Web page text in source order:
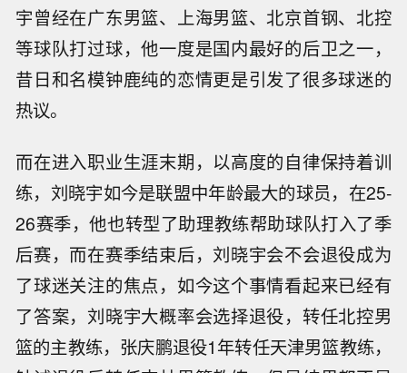
宇曾经在广东男篮、上海男篮、北京首钢、北控
等球队打过球，他一度是国内最好的后卫之一，
昔日和名模钟鹿纯的恋情更是引发了很多球迷的
热议。
而在进入职业生涯末期，以高度的自律保持着训
练，刘晓宇如今是联盟中年龄最大的球员，在25-
26赛季，他也转型了助理教练帮助球队打入了季
后赛，而在赛季结束后，刘晓宇会不会退役成为
了球迷关注的焦点，如今这个事情看起来已经有
了答案，刘晓宇大概率会选择退役，转任北控男
篮的主教练，张庆鹏退役1年转任天津男篮教练，